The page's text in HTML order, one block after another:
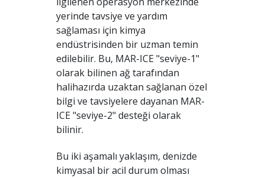
yerinde tavsiye ve yardım
sağlaması için kimya
endüstrisinden bir uzman temin
edilebilir. Bu, MAR-ICE "seviye-1"
olarak bilinen ağ tarafından
halihazırda uzaktan sağlanan özel
bilgi ve tavsiyelere dayanan MAR-
ICE "seviye-2" desteği olarak
bilinir.
Bu iki aşamalı yaklaşım, denizde
kimyasal bir acil durum olması